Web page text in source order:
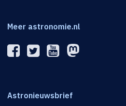
Meer astronomie.nl
Astronieuwsbrief